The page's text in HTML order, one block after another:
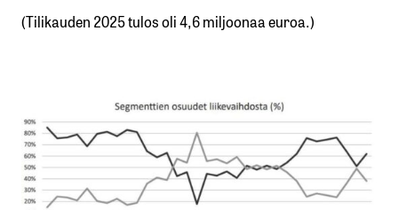
(Tilikauden 2025 tulos oli 4,6 miljoonaa euroa.)